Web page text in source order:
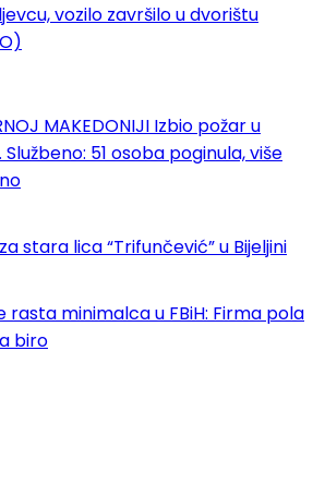
vozilo završilo u dvorištu
MAKEDONIJI Izbio požar u
51 osoba poginula, više
stara lica “Trifunčević” u Bijeljini
rasta minimalca u FBiH: Firma pola
biro